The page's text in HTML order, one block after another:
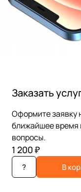
Заказать
Оформите заявку
ближайшее время
вопросы.
1 200 ₽
? В